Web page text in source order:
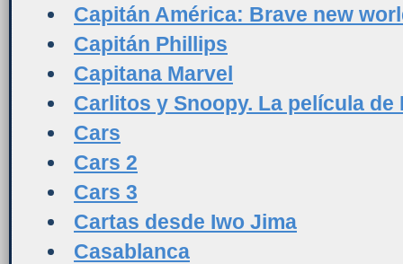
Capitán América: Brave new
Capitán Phillips
Capitana Marvel
Carlitos y Snoopy. La película de
Cars
Cars 2
Cars 3
Cartas desde Iwo Jima
Casablanca